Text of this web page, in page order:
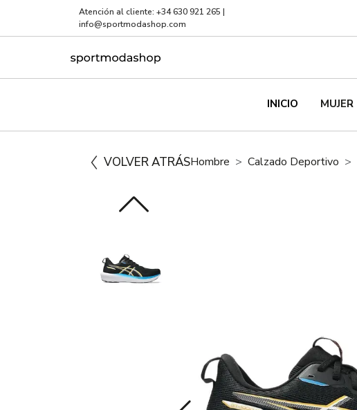
Atención al cliente: +34 630 921 265 |
info@sportmodashop.com
INICIO MUJER
VOLVER ATRÁSHombre Calzado Deportivo